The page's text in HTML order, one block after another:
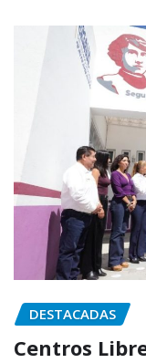
DESTACADAS
Centros